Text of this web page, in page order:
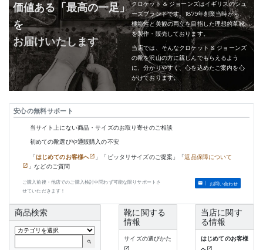
価値ある「最高の一足」
を
お届けいたします
クロケット & ジョーンズはイギリスのシュ
ーズブランドです。1879年創業当時から、
機能性と美観の両立を目指した理想的革靴
を製作・販売しております。
当店では、そんなクロケット & ジョーンズ
の靴を沢山の方に親しんでもらえるよう
に、分かりやすく、心を込めたご案内を心
がけております。
安心の無料サポート
当サイト上にない商品・サイズのお取り寄せのご相談
初めての靴選びや通販購入の不安
「はじめてのお客様へ 」「ピッタリサイズのご提案」「返品保障について
」などのご質問
ご購入前後・他店でのご購入検討中問わず可能な限りサポートさ
せていただきます！
お問い合わせ
商品検索
search
靴に関する
情報
サイズの選びかた
当店に関す
る情報
はじめてのお客様